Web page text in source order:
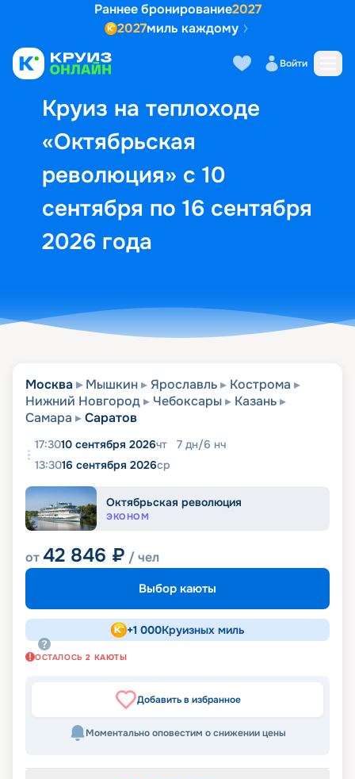
Раннее бронирование2027
2027миль каждому
Войти
Круиз на теплоходе
«Октябрьская
революция» с 10
сентября по 16 сентября
2026 года
Выбор кают Маршрут и
Москва Мышкин Ярославль
Кострома
Нижний Новгород
Чебоксары
Казань
Самара
Саратов
17:3010 сентября 2026чт 7 дн/6 нч
13:3016 сентября 2026ср
Октябрьская революция
ЭКОНОМ
от42 846 ₽ / чел
Выбор каюты
+1 000Круизных миль
ОСТАЛОСЬ 2 КАЮТЫ
Добавить в избранное
Моментально оповестим о снижении цены